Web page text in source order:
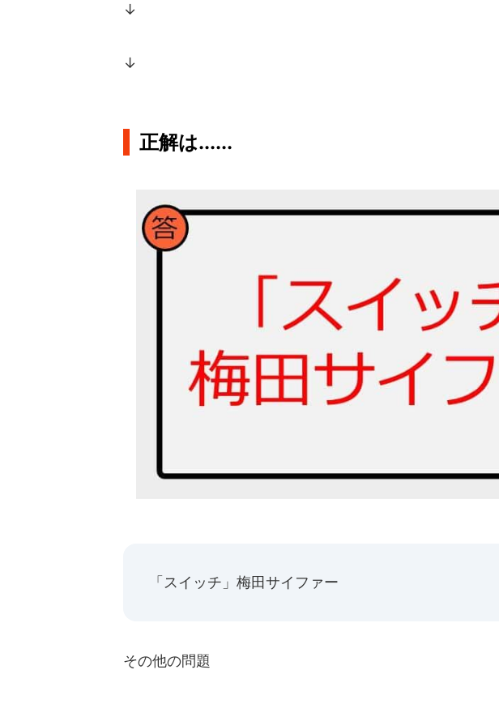
↓
↓
正解は......
「スイッチ」梅田サイファー
その他の問題